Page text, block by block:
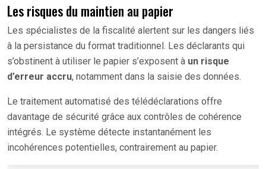
Les risques du maintien au papier
Les spécialistes de la fiscalité alertent sur les dangers liés
à la persistance du format traditionnel. Les déclarants qui
s’obstinent à utiliser le papier s’exposent à un risque
d’erreur accru, notamment dans la saisie des données.
Le traitement automatisé des télédéclarations offre
davantage de sécurité grâce aux contrôles de cohérence
intégrés. Le système détecte instantanément les
incohérences potentielles, contrairement au papier.